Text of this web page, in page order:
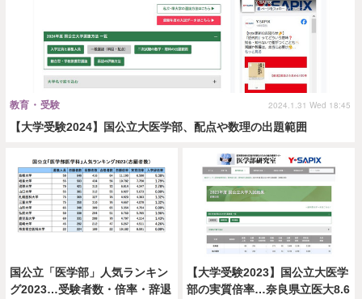
【大学受験2024】国公立大医学部、配点や数理の出題範囲
教育・受験 2024.1.31 Wed 18:45
国公立「医学部」人気ランキン
グ2023…受験者数・倍率・辞退
【大学受験2023】国公立大医学
部の実質倍率…奈良県立医大8.6